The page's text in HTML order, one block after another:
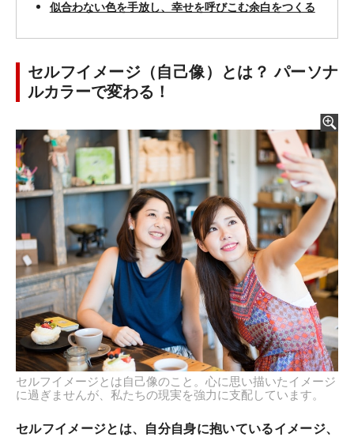
似合わない色を手放し、幸せを呼びこむ余白をつくる
セルフイメージ（自己像）とは？ パーソナ
ルカラーで変わる！
セルフイメージとは自己像のこと。心に思い描いたイメージ
に過ぎませんが、私たちの現実を強力に支配しています。
セルフイメージとは、自分自身に抱いているイメージ、